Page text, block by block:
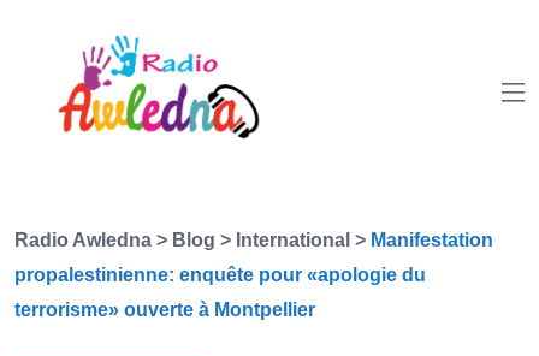
Radio Awledna > Blog > International > Manifestation
propalestinienne: enquête pour «apologie du
terrorisme» ouverte à Montpellier